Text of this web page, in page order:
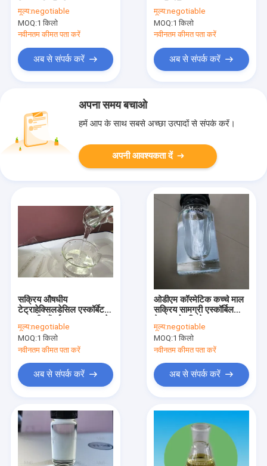
मूल्य:negotiable
MOQ:1 किलो
नवीनतम कीमत पता करें
अब से संपर्क करें
हेक्सिलडेकनोएट
मूल्य:negotiable
MOQ:1 किलो
नवीनतम कीमत पता करें
अब से संपर्क करें
अपना समय बचाओ
हमें आप के साथ सबसे अच्छा उत्पादों से संपर्क करें।
अपनी आवश्यकता दें
सक्रिय औषधीय
टेट्राहेक्सिलडेसिल एस्कॉर्बेट
के लिए
मूल्य:negotiable
MOQ:1 किलो
नवीनतम कीमत पता करें
अब से संपर्क करें
ओडीएम कॉस्मेटिक कच्चे माल
सक्रिय सामग्री एस्कॉर्बिल
मूल्य:negotiable
MOQ:1 किलो
नवीनतम कीमत पता करें
अब से संपर्क करें